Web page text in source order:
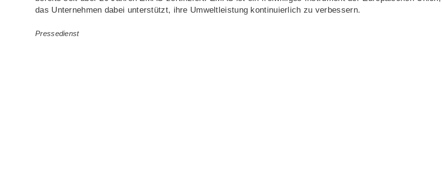
das Unternehmen dabei unterstützt, ihre Umweltleistung kontinuierlich zu verbessern.
Pressedienst